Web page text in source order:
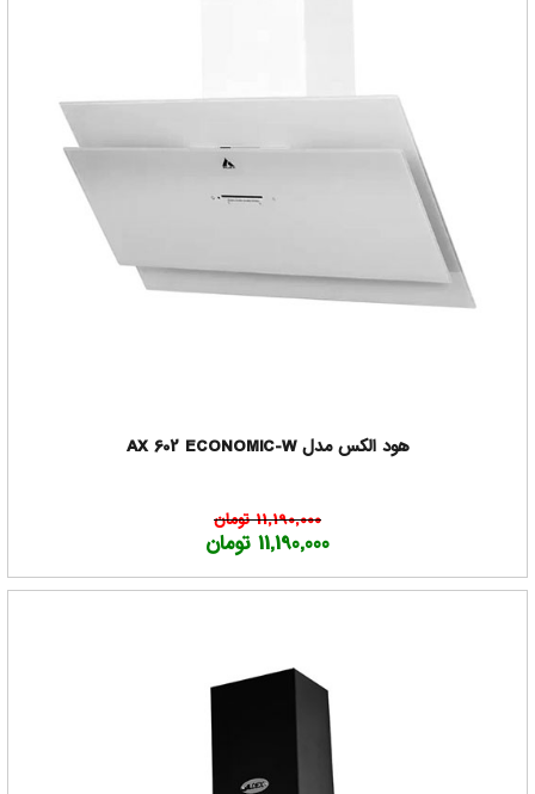
هود الکس مدل AX 602 ECONOMIC-W
11,190,000 تومان
11,190,000 تومان